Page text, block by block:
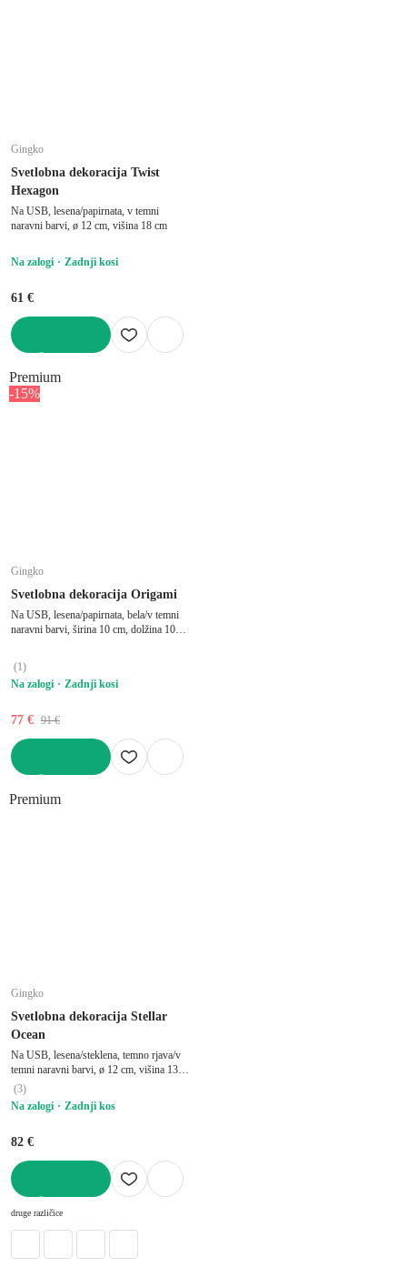
Gingko
Svetlobna dekoracija Twist
Hexagon
Na USB, lesena/papirnata, v temni
naravni barvi, ø 12 cm, višina 18 cm
Na zalogi Zadnji kosi
61 €
Premium
-15%
Gingko
Svetlobna dekoracija Origami
Na USB, lesena/papirnata, bela/v temni
naravni barvi, širina 10 cm, dolžina 10
(1)
Na zalogi
Zadnji kosi
77 € 91 €
Premium
Gingko
Svetlobna dekoracija Stellar
Ocean
Na USB, lesena/steklena, temno rjava/v
temni naravni barvi, ø 12 cm, višina 13
cm
(3)
Na zalogi
Zadnji kos
82 €
druge različice